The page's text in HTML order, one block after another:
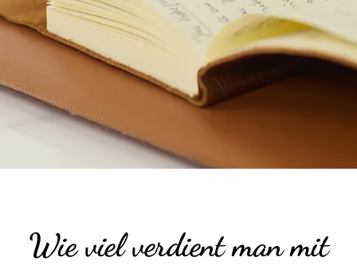
Wie viel verdient man mit